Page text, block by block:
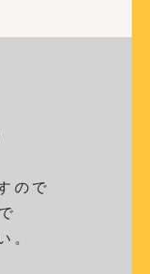
ので
。